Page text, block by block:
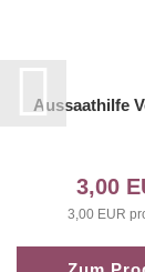
Aussaathilfe
3,00
3,00 EUR